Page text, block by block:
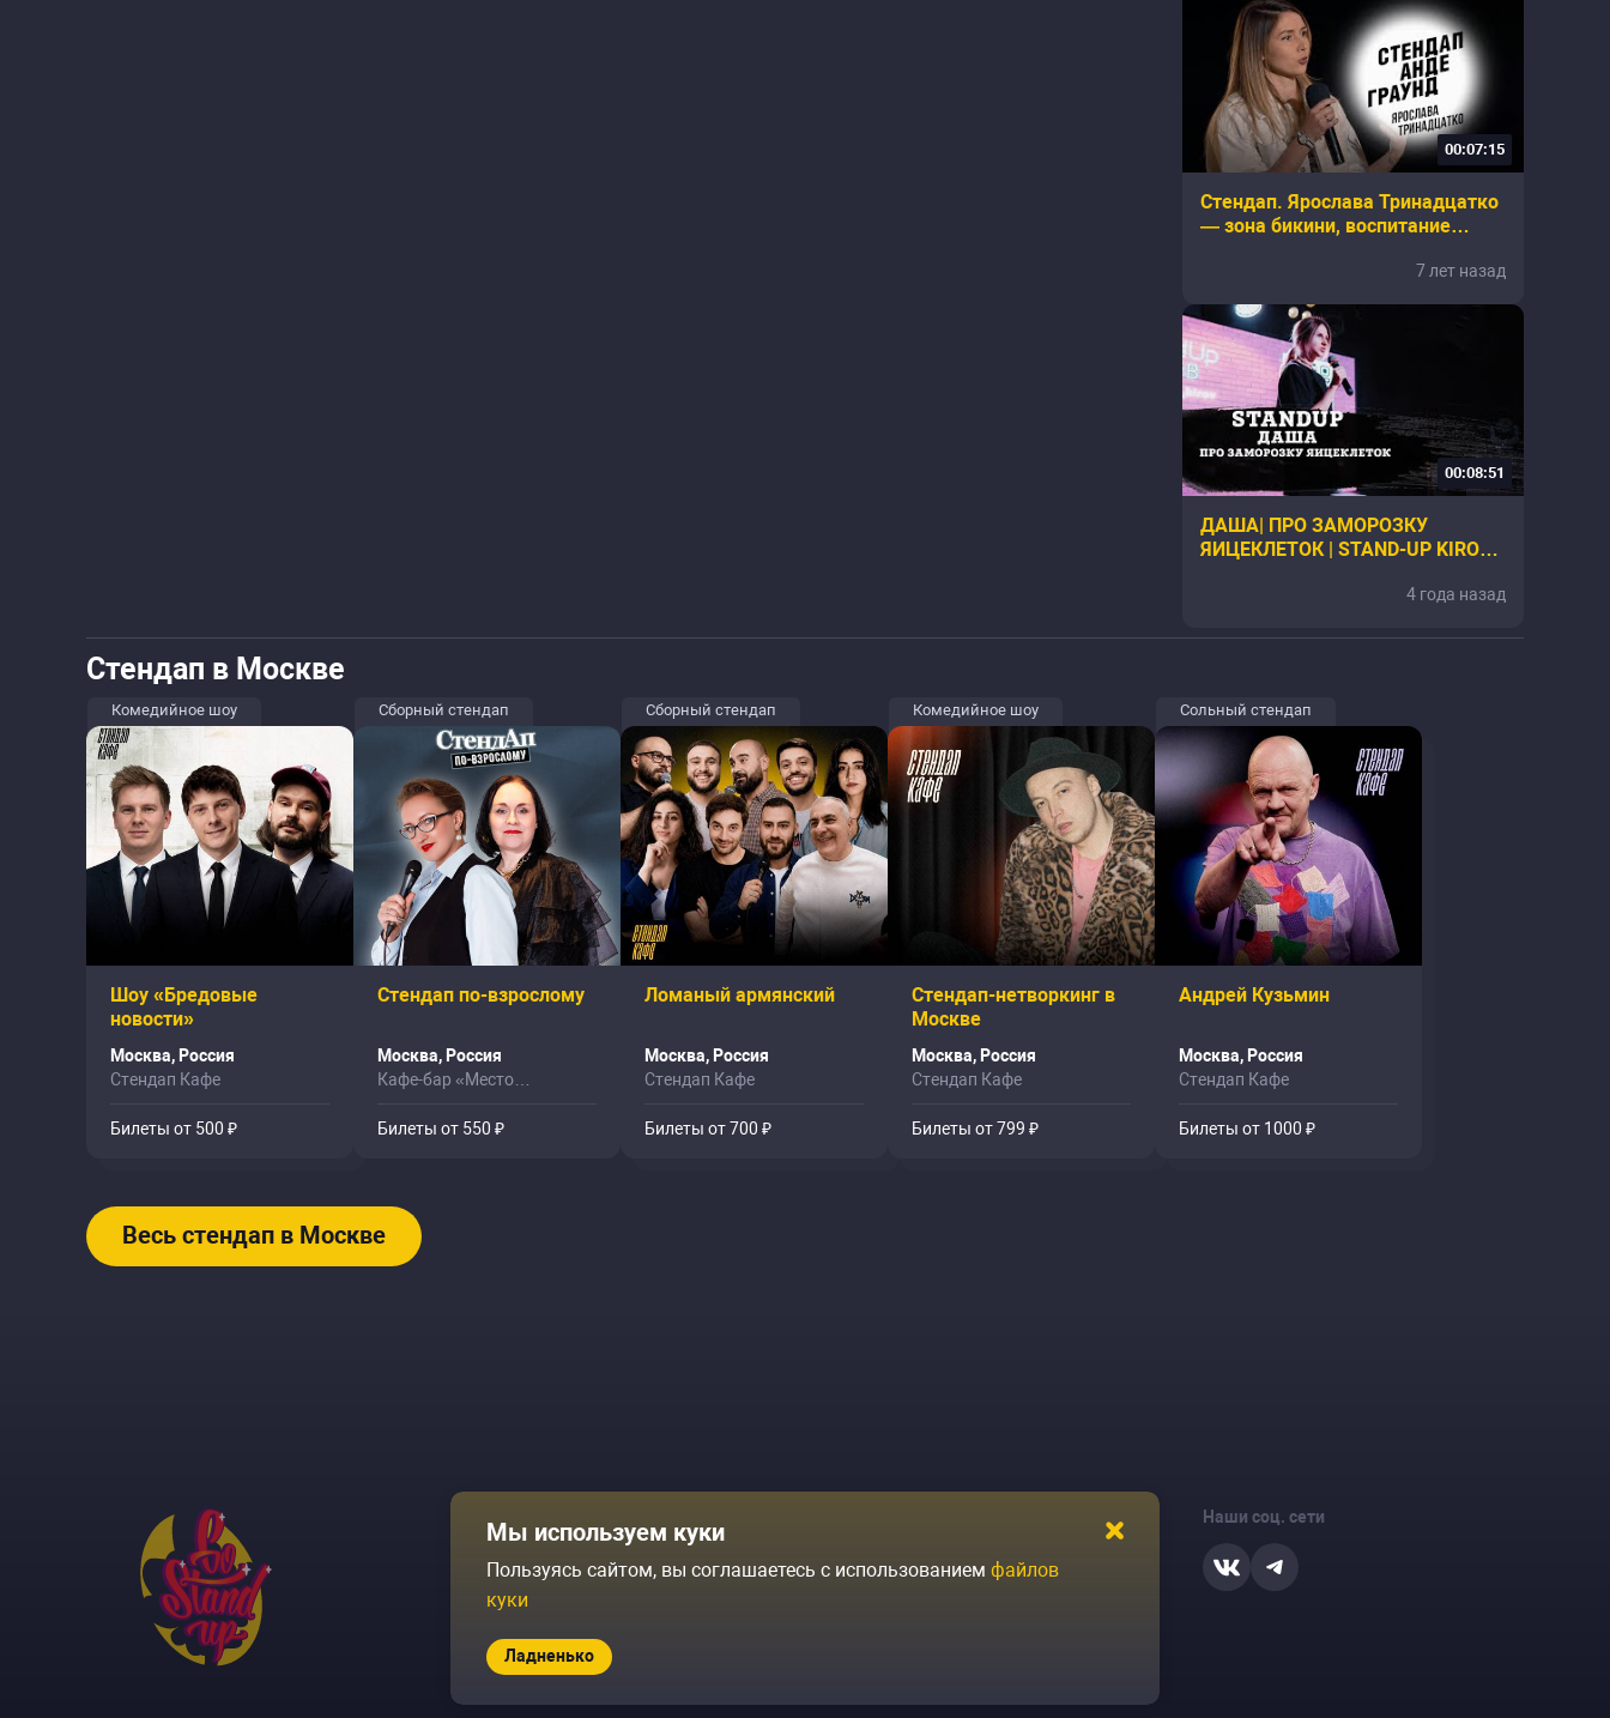
00:07:15
Стендап. Ярослава Тринадцатко
— зона бикини, воспитание
7 лет назад
00:08:51
ДАША| ПРО ЗАМОРОЗКУ
ЯИЦЕКЛЕТОК | STAND-UP KIROV |
4 года назад
Стендап в Москве
Комедийное шоу
Шоу «Бредовые
новости»
Москва, Россия
Стендап Кафе
Билеты от 500 ₽
Сборный стендап
Стендап по-взрослому
Москва, Россия
Кафе-бар «Место
Билеты от 550 ₽
Сборный стендап
Ломаный армянский
Москва, Россия
Стендап Кафе
Билеты от 700 ₽
Комедийное шоу
Стендап-нетворкинг в
Москве
Москва, Россия
Стендап Кафе
Билеты от 799 ₽
Сольный стендап
Андрей Кузьмин
Москва, Россия
Стендап Кафе
Билеты от 1000 ₽
Весь стендап в Москве
Площадки
Архив событий
Журнал Политика конфиденциальности
Наши соц. сети
Мы используем куки
Пользуясь сайтом, вы соглашаетесь с использованием файлов
куки
Ладненько